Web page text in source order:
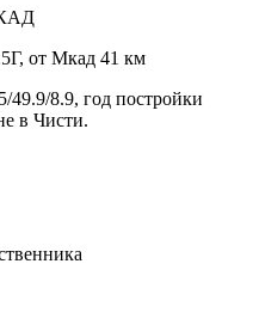
от Мкад 41 км
8.9, год постройки
в Чисти.